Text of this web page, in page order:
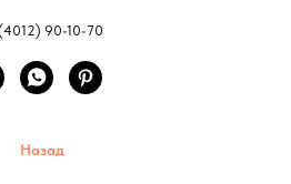
90-10-70
Назад